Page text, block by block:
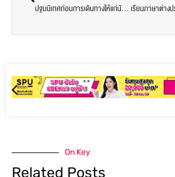
ปฐมนิเทศก่อนการเดินทางให้แก่นักศึกษาที่เข้าร่วมโปรแกรมฝึกงาน ในประเทศญี่ปุ่น ประจำปีการศึกษา 2569
On Key
Related Posts